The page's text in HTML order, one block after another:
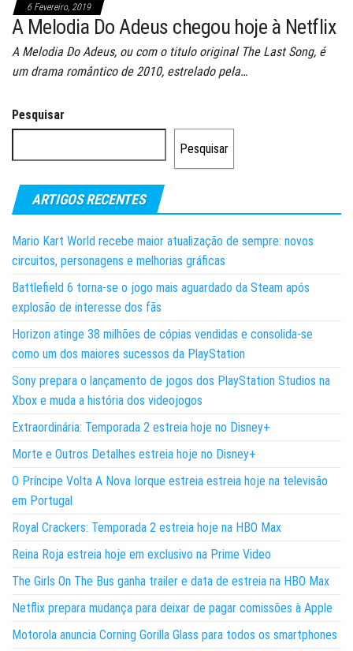
6 Fevereiro, 2019
A Melodia Do Adeus chegou hoje à Netflix
A Melodia Do Adeus, ou com o titulo original The Last Song, é
um drama romântico de 2010, estrelado pela…
Pesquisar
Pesquisar
ARTIGOS RECENTES
Mario Kart World recebe maior atualização de sempre: novos
circuitos, personagens e melhorias gráficas
Battlefield 6 torna-se o jogo mais aguardado da Steam após
explosão de interesse dos fãs
Horizon atinge 38 milhões de cópias vendidas e consolida-se
como um dos maiores sucessos da PlayStation
Sony prepara o lançamento de jogos dos PlayStation Studios na
Xbox e muda a história dos videojogos
Extraordinária: Temporada 2 estreia hoje no Disney+
Morte e Outros Detalhes estreia hoje no Disney+
O Príncipe Volta A Nova Iorque estreia estreia hoje na televisão
em Portugal
Royal Crackers: Temporada 2 estreia hoje na HBO Max
Reina Roja estreia hoje em exclusivo na Prime Video
The Girls On The Bus ganha trailer e data de estreia na HBO Max
Netflix prepara mudança para deixar de pagar comissões à Apple
Motorola anuncia Corning Gorilla Glass para todos os smartphones